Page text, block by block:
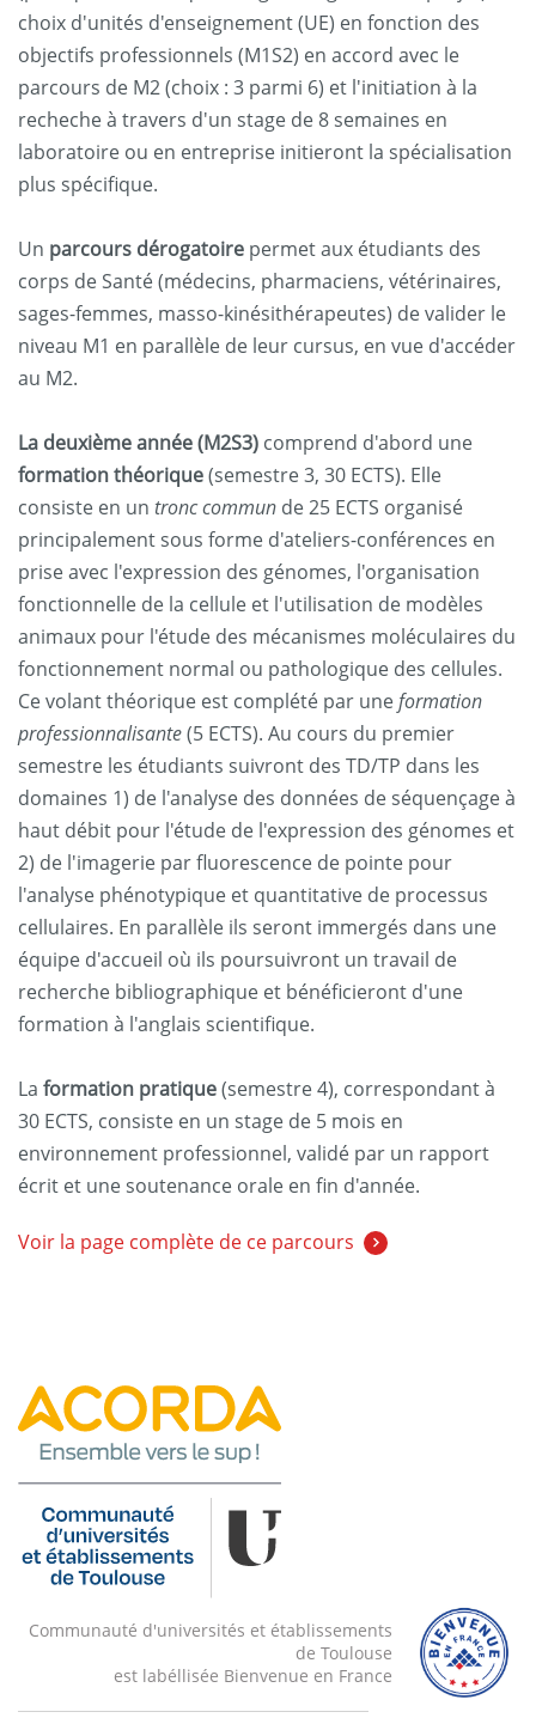
choix d'unités d'enseignement (UE) en fonction des
objectifs professionnels (M1S2) en accord avec le
parcours de M2 (choix : 3 parmi 6) et l'initiation à la
recheche à travers d'un stage de 8 semaines en
laboratoire ou en entreprise initieront la spécialisation
plus spécifique.
Un parcours dérogatoire permet aux étudiants des
corps de Santé (médecins, pharmaciens, vétérinaires,
sages-femmes, masso-kinésithérapeutes) de valider le
niveau M1 en parallèle de leur cursus, en vue d'accéder
au M2.
La deuxième année (M2S3) comprend d'abord une
formation théorique(semestre 3, 30 ECTS). Elle
consiste en un tronc commun de 25 ECTS organisé
principalement sous forme d'ateliers-conférences en
prise avec l'expression des génomes, l'organisation
fonctionnelle de la cellule et l'utilisation de modèles
animaux pour l'étude des mécanismes moléculaires du
fonctionnement normal ou pathologique des cellules.
Ce volant théorique est complété par uneformation
professionnalisante(5 ECTS). Au cours du premier
semestre les étudiants suivront des TD/TP dans les
domaines 1) de l'analyse des données de séquençage à
haut débit pour l'étude de l'expression des génomes et
2) de l'imagerie par fluorescence de pointe pour
l'analyse phénotypique et quantitative de processus
cellulaires. En parallèle ils seront immergés dans une
équipe d'accueil où ils poursuivront un travail de
recherche bibliographique et bénéficieront d'une
formation à l'anglais scientifique.
La formation pratique(semestre 4), correspondant à
30 ECTS, consiste en un stage de 5 mois en
environnement professionnel, validé par un rapport
écrit et une soutenance orale en fin d'année.
Voir la page complète de ce parcours
Communauté d'universités et établissements
de Toulouse
est labéllisée Bienvenue en France